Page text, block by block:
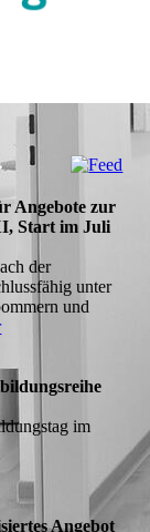
Angebote zur
Start im Juli
der
unter
und
im
Angebot